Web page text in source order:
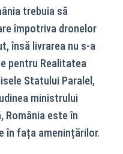
trebuia să
împotriva dronelor
însă livrarea nu s-a
pentru Realitatea
Statului Paralel,
ministrului
România este în
în fața amenințărilor.